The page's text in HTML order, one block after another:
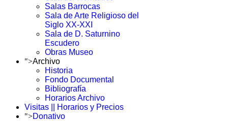
Salas Barrocas
Sala de Arte Religioso del
Siglo XX-XXI
Sala de D. Saturnino
Escudero
Obras Museo
">Archivo
Historia
Fondo Documental
Bibliografía
Horarios Archivo
Visitas || Horarios y Precios
">Donativo